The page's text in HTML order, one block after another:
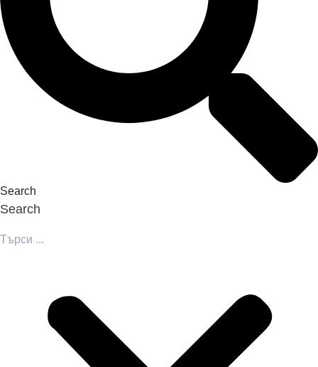
Search
Search